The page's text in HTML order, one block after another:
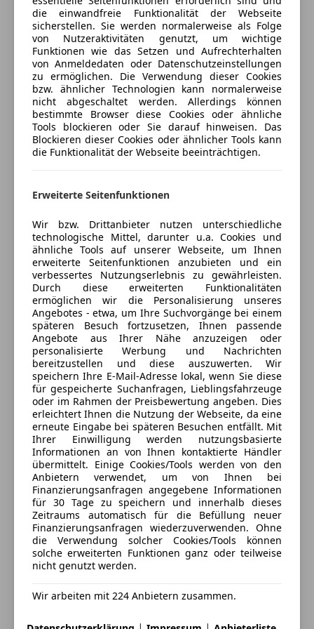
Dachreling
Innenspiegel automatisch abblendend
Schiebetür
Überdurchschnittlich gepflegter optischer und
technischer Zustand!
Wir dürfen uns vorstellen :
Willkommen beiLeitenberger.at – Ihrem
zuverlässigen Partner für hochwertige Fahrzeuge
und exzellenten Kundenservice.
Mit über60 Jahren Erfahrung als Familienbetrieb
Wichtig: Beim Wiederverkauf achten wir auf höchste
Qualität – und das beginnt bereits beimEinkauf.
Jedes unserer Fahrzeuge wird einer umfassenden
Prüfung bei ÖAMTC unterzogen und erst nach einer
vollständigentechnischen und visuellen
Aufbereitungwird Dein neues Fahrzeug an Dich
übergeben.
Unsere Fahrzeuge stammen zu
90% von der Porsche
Bankals Leasingrückläufer und wurden in der
Vergangenheitverpflichtend im Original-
Markenbetriebserviciert. Im Vergleich dazu haben
Leasingrückläuferohne Service-Verpflichtung oft
Reparaturstau. Dies führt in der Regel zuhöheren
Folgekostenfür die nachfolgenden Besitzer.
Wir betreiben übrigens eine eigene Werkstätte mit
gut ausgebildeten Technikern, für Aufbereitung und
Verbesserung.
Sollte trotz unserer Sorgfalt einmal
Verbesserungsbedarf bestehen, stehen wir Dirmit
der Gewährleistungzur Seite. Wir sind auch in der
Lage, Dein Fahrzeug bei Bedarf
auch gerne einenLeihwagen
zur Verfügung bis Dein
Auto einfach online versichern & Rabatt holen
Jetzt berechnen
Verkäufer Händler
Sternebewertung 5 von 5
(97% Weiterempfehlungen)
VERKAUF Fahrzeuge
Geöffnet
Schließt um 12:00
Dr. Renner Strasse 56
4470 Enns, AT
Kontakt
Harald Leitenberger
Alle Fahrzeuge des Anbieters
Anbieter kontaktieren
Deine Nachricht
die einwandfreie Funktionalität der Webseite
sicherstellen. Sie werden normalerweise als Folge
von Nutzeraktivitäten genutzt, um wichtige
Funktionen wie das Setzen und Aufrechterhalten
von Anmeldedaten oder Datenschutzeinstellungen
zu ermöglichen. Die Verwendung dieser Cookies
bzw. ähnlicher Technologien kann normalerweise
nicht abgeschaltet werden. Allerdings können
bestimmte Browser diese Cookies oder ähnliche
Tools blockieren oder Sie darauf hinweisen. Das
Blockieren dieser Cookies oder ähnlicher Tools kann
die Funktionalität der Webseite beeinträchtigen.
Erweiterte Seitenfunktionen
Wir bzw. Drittanbieter nutzen unterschiedliche
technologische Mittel, darunter u.a. Cookies und
ähnliche Tools auf unserer Webseite, um Ihnen
erweiterte Seitenfunktionen anzubieten und ein
verbessertes Nutzungserlebnis zu gewährleisten.
Durch diese erweiterten Funktionalitäten
ermöglichen wir die Personalisierung unseres
Angebotes - etwa, um Ihre Suchvorgänge bei einem
späteren Besuch fortzusetzen, Ihnen passende
Angebote aus Ihrer Nähe anzuzeigen oder
personalisierte Werbung und Nachrichten
bereitzustellen und diese auszuwerten. Wir
speichern Ihre E-Mail-Adresse lokal, wenn Sie diese
für gespeicherte Suchanfragen, Lieblingsfahrzeuge
oder im Rahmen der Preisbewertung angeben. Dies
erleichtert Ihnen die Nutzung der Webseite, da eine
erneute Eingabe bei späteren Besuchen entfällt. Mit
Ihrer Einwilligung werden nutzungsbasierte
Informationen an von Ihnen kontaktierte Händler
übermittelt. Einige Cookies/Tools werden von den
Anbietern verwendet, um von Ihnen bei
Finanzierungsanfragen angegebene Informationen
für 30 Tage zu speichern und innerhalb dieses
Zeitraums automatisch für die Befüllung neuer
Finanzierungsanfragen wiederzuverwenden. Ohne
die Verwendung solcher Cookies/Tools können
solche erweiterten Funktionen ganz oder teilweise
nicht genutzt werden.
Wir arbeiten mit 224 Anbietern zusammen.